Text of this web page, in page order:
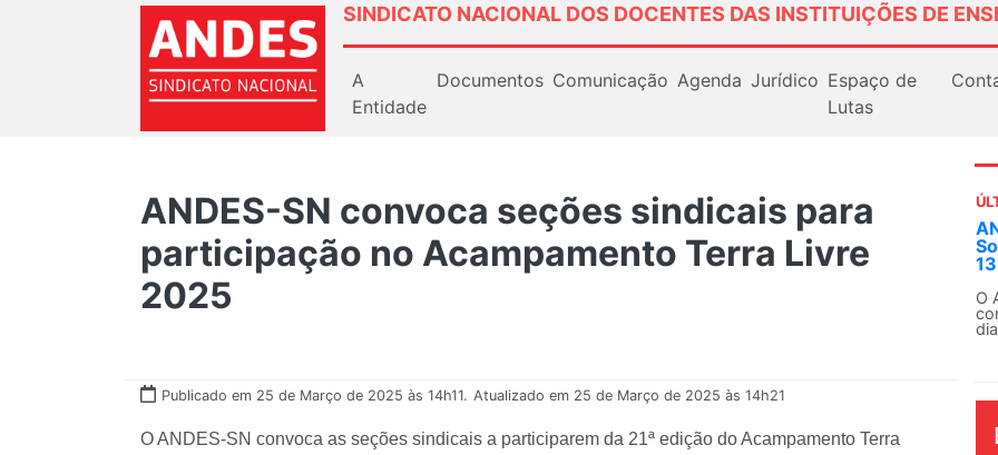
SINDICATO NACIONAL DOS DOCENTES DAS INSTITUIÇÕES DE
A
Entidade
Documentos Comunicação Agenda Jurídico Espaço de
Lutas
ANDES-SN convoca seções sindicais para
participação no Acampamento Terra Livre
2025
Publicado em 25 de Março de 2025 às 14h11. Atualizado em 25 de Março de 2025 às 14h21
O ANDES-SN convoca as seções sindicais a participarem da 21ª edição do Acampamento Terra
O